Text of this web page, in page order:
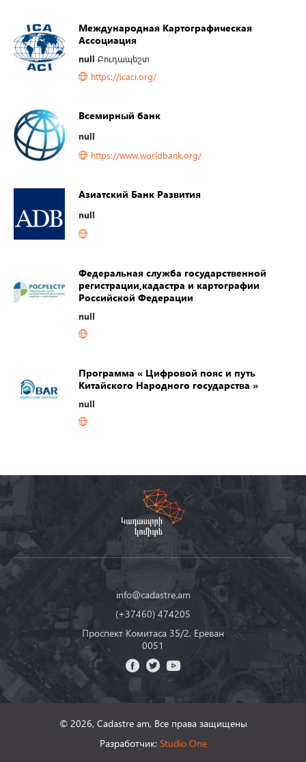
Международная Картографическая
Ассоциация
null Բուդապեշտ
https://icaci.org/
Всемирный банк
null
https://www.worldbank.org/
Азиатский Банк Развития
null
Федеральная служба государственной
регистрации,кадастра и картографии
Российской Федерации
null
Программа « Цифровой пояс и путь
Китайского Народного государства »
null
info@cadastre.am
(+37460) 474205
Проспект Комитаса 35/2, Ереван
0051
© 2026, Cadastre am, Все права защищены
Разработчик: Studio One